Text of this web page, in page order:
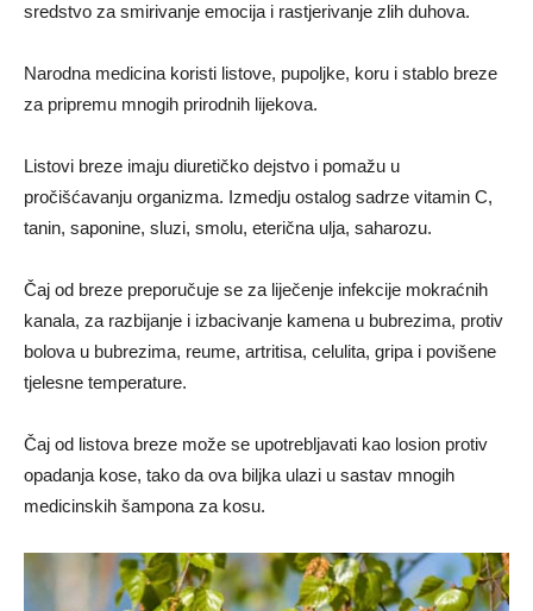
sredstvo za smirivanje emocija i rastjerivanje zlih duhova.
Narodna medicina koristi listove, pupoljke, koru i stablo breze
za pripremu mnogih prirodnih lijekova.
Listovi breze imaju diuretičko dejstvo i pomažu u
pročišćavanju organizma. Izmedju ostalog sadrze vitamin C,
tanin, saponine, sluzi, smolu, eterična ulja, saharozu.
Čaj od breze preporučuje se za liječenje infekcije mokraćnih
kanala, za razbijanje i izbacivanje kamena u bubrezima, protiv
bolova u bubrezima, reume, artritisa, celulita, gripa i povišene
tjelesne temperature.
Čaj od listova breze može se upotrebljavati kao losion protiv
opadanja kose, tako da ova biljka ulazi u sastav mnogih
medicinskih šampona za kosu.